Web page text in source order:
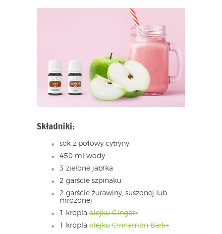
Składniki:
sok z połowy cytryny
450 ml wody
3 zielone jabłka
2 garście szpinaku
2 garście żurawiny, suszonej lub
mrożonej
1 kropla olejku Ginger+
1 kropla olejku Cinnamon Bark+